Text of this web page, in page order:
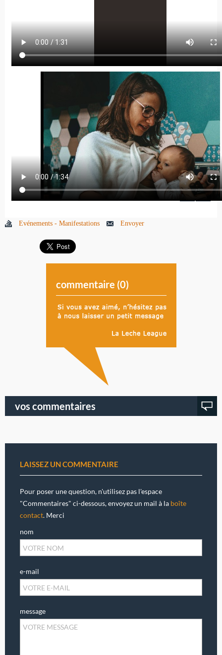
Evénements - Manifestations Envoyer
commentaire (0)
vos commentaires
LAISSEZ UN COMMENTAIRE
Pour poser une question, n'utilisez pas l'espace
"Commentaires" ci-dessous, envoyez un mail à la boîte
contact. Merci
nom
e-mail
message